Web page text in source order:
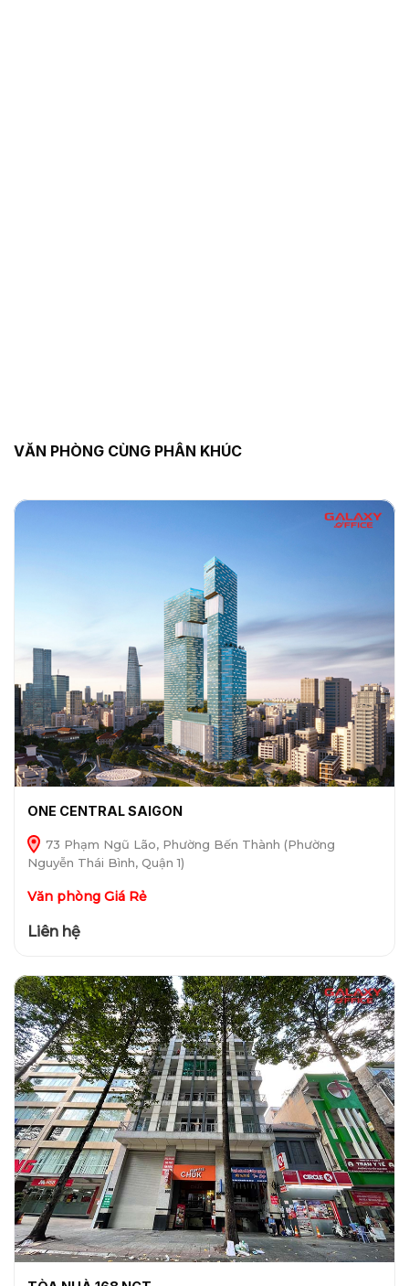
VĂN PHÒNG CÙNG PHÂN KHÚC
ONE CENTRAL SAIGON
73 Phạm Ngũ Lão, Phường Bến Thành (Phường
Nguyễn Thái Bình, Quận 1)
Văn phòng Giá Rẻ
Liên hệ